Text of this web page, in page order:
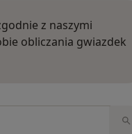
z naszymi
obliczania gwiazdek